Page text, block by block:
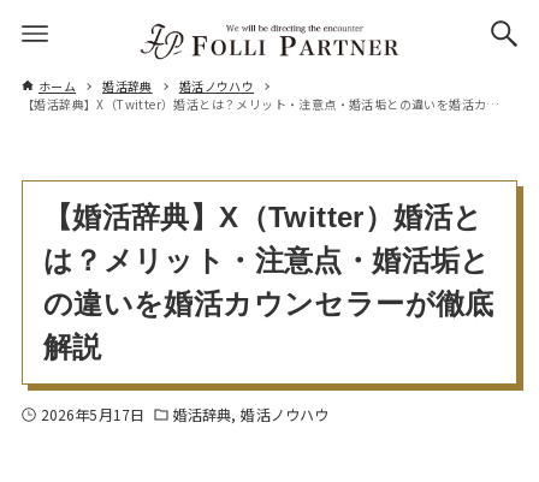
ホーム 婚活辞典
婚活ノウハウ
【婚活辞典】X（Twitter）婚活とは？メリット・注意点・婚活垢との違いを婚活カウンセラーが徹底解説
【婚活辞典】X（Twitter）婚活と
は？メリット・注意点・婚活垢と
の違いを婚活カウンセラーが徹底
解説
2026年5月17日 婚活辞典 婚活ノウハウ